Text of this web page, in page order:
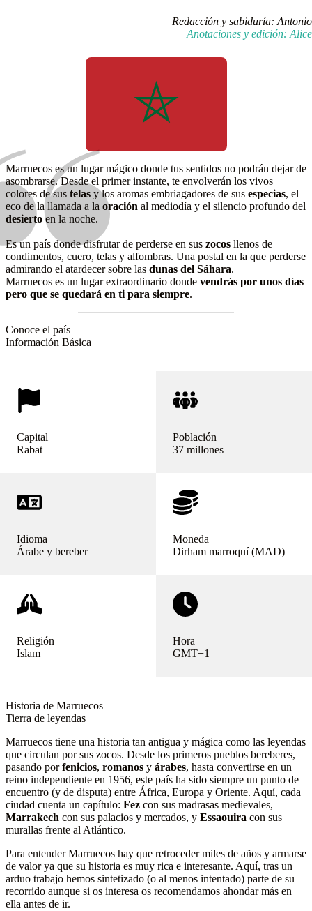
Redacción y sabiduría: Antonio
Anotaciones y edición: Alice
Marruecos es un lugar mágico donde tus sentidos no podrán dejar de
asombrarse. Desde el primer instante, te envolverán los vivos
colores de sus telas y los aromas embriagadores de sus especias, el
eco de la llamada a la oración al mediodía y el silencio profundo del
desiertoen la noche.
Es un país donde disfrutar de perderse en sus zocos llenos de
condimentos, cuero, telas y alfombras. Una postal en la que perderse
admirando el atardecer sobre las dunas del Sáhara.
Marruecos es un lugar extraordinario donde vendrás por unos días
pero que se quedará en ti para siempre.
Conoce el país
Información Básica
Capital
Rabat
Población
37 millones
Moneda
Dirham marroquí (MAD)
Idioma
Árabe y bereber
Religión
Islam
Hora
GMT+1
Historia de Marruecos
Tierra de leyendas
Marruecos tiene una historia tan antigua y mágica como las leyendas
que circulan por sus zocos. Desde los primeros pueblos bereberes,
pasando porfenicios, romanos y árabes, hasta convertirse en un
reino independiente en 1956, este país ha sido siempre un punto de
encuentro (y de disputa) entre África, Europa y Oriente. Aquí, cada
ciudad cuenta un capítulo: Fez con sus madrasas medievales,
Marrakech con sus palacios y mercados, y Essaouira con sus
murallas frente al Atlántico.
Para entender Marruecos hay que retroceder miles de años y armarse
de valor ya que su historia es muy rica e interesante. Aquí, tras un
arduo trabajo hemos sintetizado (o al menos intentado) parte de su
recorrido aunque si os interesa os recomendamos ahondar más en
ella antes de ir.